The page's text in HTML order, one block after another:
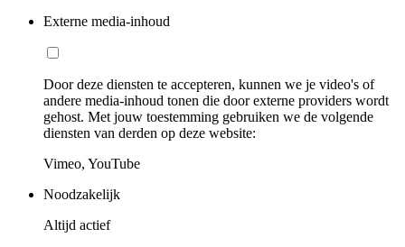
Externe media-inhoud
Door deze diensten te accepteren, kunnen we je video's of
andere media-inhoud tonen die door externe providers wordt
gehost. Met jouw toestemming gebruiken we de volgende
diensten van derden op deze website:
Vimeo, YouTube
Noodzakelijk
Altijd actief